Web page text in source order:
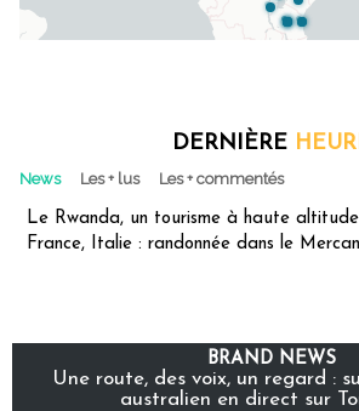
DERNIÈRE
News Les + lus Les + commentés
Le Rwanda, un tourisme à haute altitude
France, Italie : randonnée dans le
BRAND NEWS
Une route, des voix, un regard :
australien en direct sur